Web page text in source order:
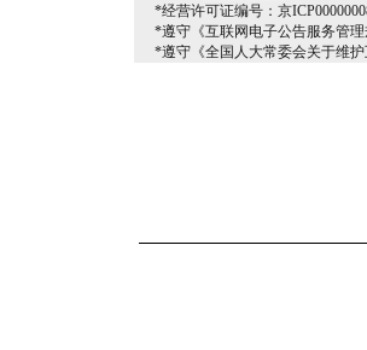
*经营许可证编号：京
*遵守《互联网电子公告服务管理
*遵守《全国人大常委会关于维护